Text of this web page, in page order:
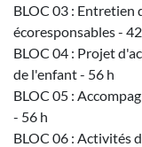
BLOC 03 : Entretien
écoresponsables -
BLOC 04 : Projet
de l'enfant - 56 h
BLOC 05 :
- 56 h
BLOC 06 : Activités